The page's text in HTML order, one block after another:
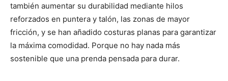
también aumentar su durabilidad mediante hilos
reforzados en puntera y talón, las zonas de mayor
fricción, y se han añadido costuras planas para garantizar
la máxima comodidad. Porque no hay nada más
sostenible que una prenda pensada para durar.